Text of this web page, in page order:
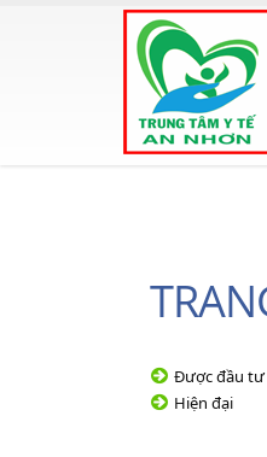
Được đầu
Hiện đại